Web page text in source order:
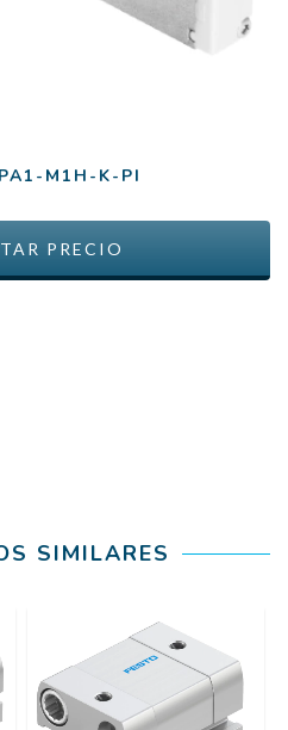
M1H-K-PI
SIMILARES